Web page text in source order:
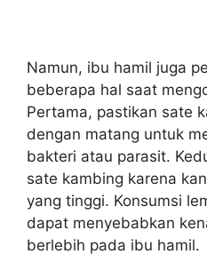
Namun, ibu hamil juga
beberapa hal saat
Pertama, pastikan sate
dengan matang untuk
bakteri atau parasit.
sate kambing karena
yang tinggi. Konsumsi
dapat menyebabkan
berlebih pada ibu hamil.